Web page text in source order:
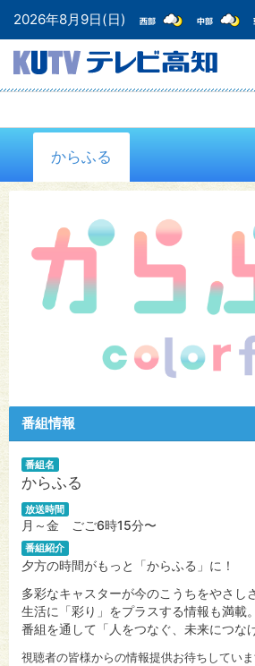
2026年8月9日(日)
からふる
番組情報
番組名
からふる
放送時間
月～金 ごご6時15分〜
番組紹介
夕方の時間がもっと「からふる」に！
多彩なキャスターが今のこうちをやさし
生活に「彩り」をプラスする情報も満載。
番組を通して「人をつなぐ、未来につな
視聴者の皆様からの情報提供お待ちしてい